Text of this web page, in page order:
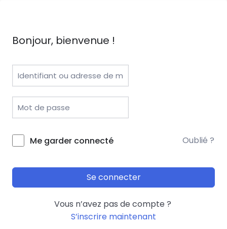
Bonjour, bienvenue !
Me garder connecté Oublié ?
Se connecter
Vous n’avez pas de compte ?
S’inscrire maintenant